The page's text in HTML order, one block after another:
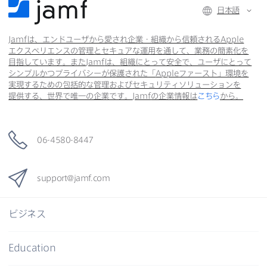
共
有
有
共
有
日本語
Jamfは、​エンドユーザから​愛され企業・組織から​信頼されるApple
エクスペリエンスの​管理と​セキュアな​運用を​通して、​業務の​簡素化を​
目指しています。​またJamfは、​組織に​とって​安全で、​ユーザに​とって​
シンプルかつプライバシーが​保護された​「Appleファースト」環境を​
実現する​ための​包括的な​管理および​セキュリティソリューションを​
提供する、​世界で​唯一の​企業です。 Jamfの​企業情報はこちらから。
06-4580-8447
support@jamf. com
ビジネス
Education